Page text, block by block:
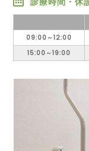
09:00～12:00
15:00～19:00